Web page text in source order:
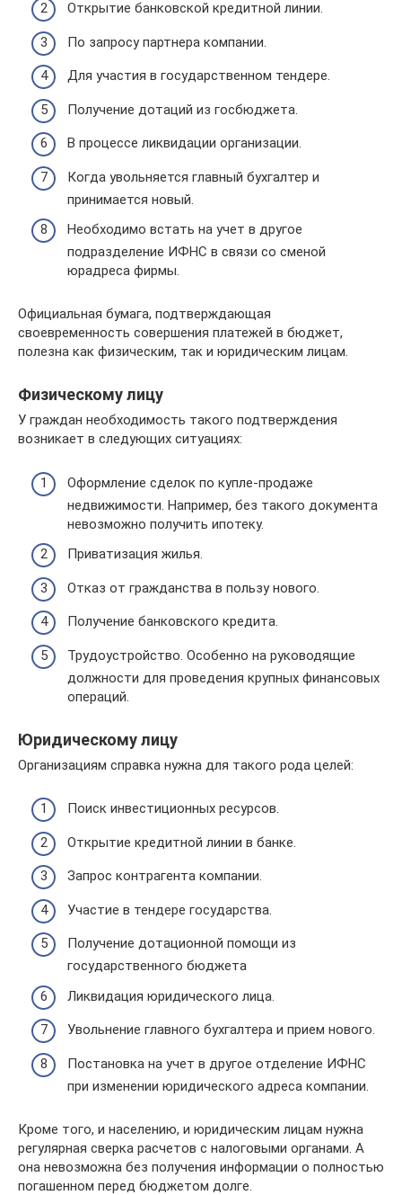
Открытие банковской кредитной линии.
По запросу партнера компании.
Для участия в государственном тендере.
Получение дотаций из госбюджета.
В процессе ликвидации организации.
Когда увольняется главный бухгалтер и
принимается новый.
Необходимо встать на учет в другое
подразделение ИФНС в связи со сменой
юрадреса фирмы.
Официальная бумага, подтверждающая
своевременность совершения платежей в бюджет,
полезна как физическим, так и юридическим лицам.
Физическому лицу
У граждан необходимость такого подтверждения
возникает в следующих ситуациях:
Оформление сделок по купле-продаже
недвижимости. Например, без такого документа
невозможно получить ипотеку.
Приватизация жилья.
Отказ от гражданства в пользу нового.
Получение банковского кредита.
Трудоустройство. Особенно на руководящие
должности для проведения крупных финансовых
операций.
Юридическому лицу
Организациям справка нужна для такого рода целей:
Поиск инвестиционных ресурсов.
Открытие кредитной линии в банке.
Запрос контрагента компании.
Участие в тендере государства.
Получение дотационной помощи из
государственного бюджета
Ликвидация юридического лица.
Увольнение главного бухгалтера и прием нового.
Постановка на учет в другое отделение ИФНС
при изменении юридического адреса компании.
Кроме того, и населению, и юридическим лицам нужна
регулярная сверка расчетов с налоговыми органами. А
она невозможна без получения информации о полностью
погашенном перед бюджетом долге.